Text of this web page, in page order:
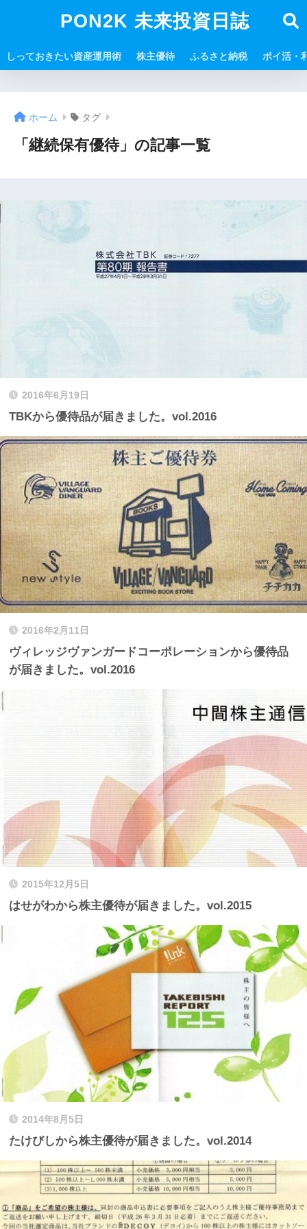
PON2K 未来投資日誌
しっておきたい資産運用術 株主優待 ふるさと納税 ポイ活・
ホーム タグ
「継続保有優待」の記事一覧
2016年6月19日
TBKから優待品が届きました。vol.2016
2016年2月11日
ヴィレッジヴァンガードコーポレーションから優待品
が届きました。vol.2016
2015年12月5日
はせがわから株主優待が届きました。vol.2015
2014年8月5日
たけびしから株主優待が届きました。vol.2014